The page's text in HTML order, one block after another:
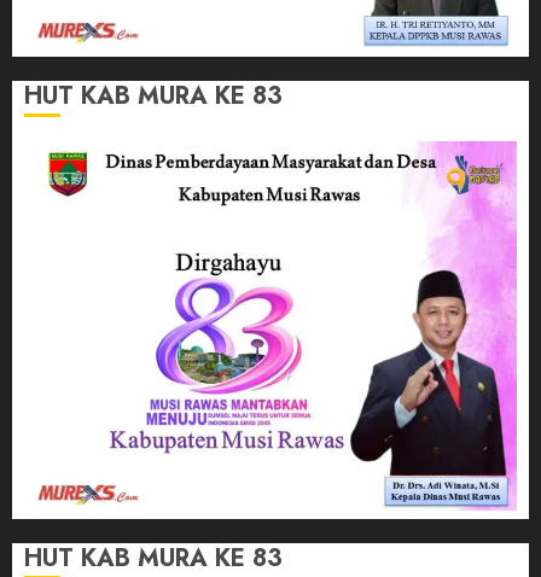
HUT KAB MURA KE 83
HUT KAB MURA KE 83